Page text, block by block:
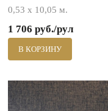
0,53 х 10,05 м.
1 706 руб./рул
В КОРЗИНУ